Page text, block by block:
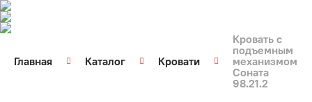
Главная Каталог Кровати
Кровать с
подъемным
механизмом
Соната
98.21.2